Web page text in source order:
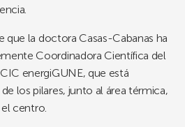
que la doctora Casas-Cabanas ha
Coordinadora Científica del
energiGUNE, que está
los pilares, junto al área térmica,
centro.